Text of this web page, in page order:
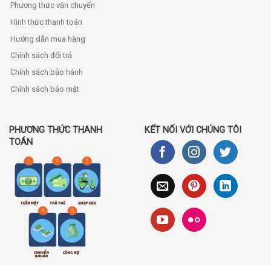
Phương thức vận chuyển
Hình thức thanh toán
Hướng dẫn mua hàng
Chính sách đổi trả
Chính sách bảo hành
Chính sách bảo mật
PHƯƠNG THỨC THANH
TOÁN
KẾT NỐI VỚI CHÚNG TÔI